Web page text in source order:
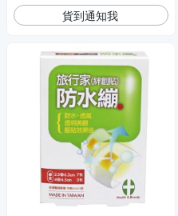
貨到通知我